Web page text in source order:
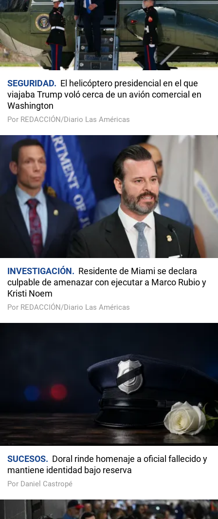
SEGURIDAD
El helicóptero presidencial en el que
viajaba Trump voló cerca de un avión comercial en
Washington
Por REDACCIÓN/Diario Las Américas
INVESTIGACIÓN
Residente de Miami se declara
culpable de amenazar con ejecutar a Marco Rubio y
Kristi Noem
Por REDACCIÓN/Diario Las Américas
SUCESOS
Doral rinde homenaje a oficial fallecido y
mantiene identidad bajo reserva
Por Daniel Castropé